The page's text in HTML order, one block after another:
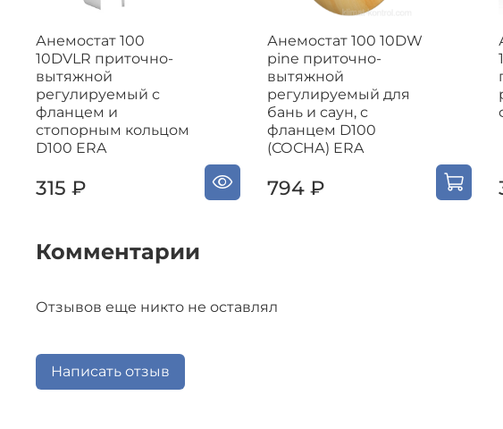
Анемостат 100
10DVLR приточно-
вытяжной
регулируемый с
фланцем и
стопорным кольцом
D100 ERA
315 ₽
Анемостат 100 10DW
pine приточно-
вытяжной
регулируемый для
бань и саун, с
фланцем D100
(СОСНА) ERA
794 ₽
Комментарии
Отзывов еще никто не оставлял
Написать отзыв